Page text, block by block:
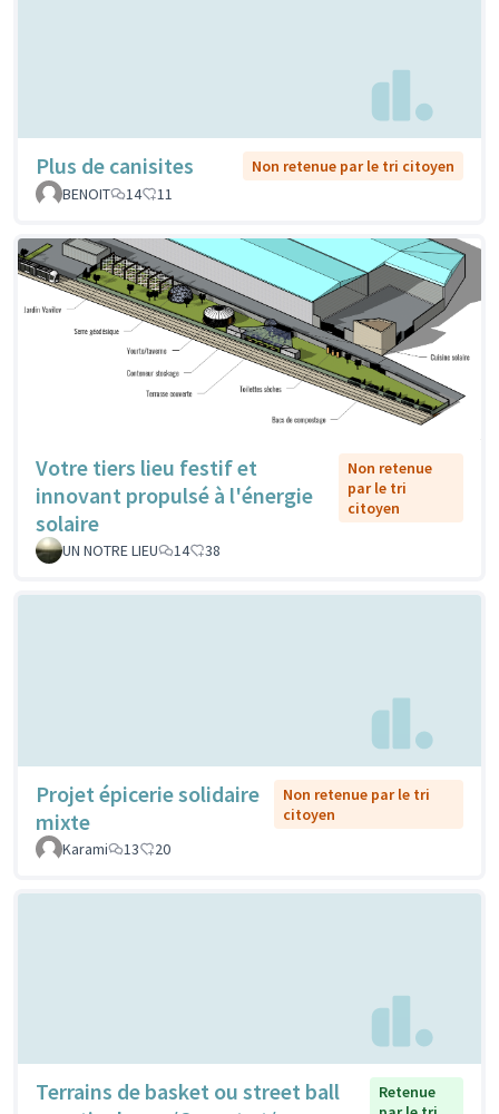
Plus de canisites
Non retenue par le tri citoyen
BENOIT
14 11
Votre tiers lieu festif et
innovant propulsé à l'énergie
solaire
Non retenue
par le tri
citoyen
UN NOTRE LIEU 14 38
Projet épicerie solidaire
mixte
Non retenue par le tri
citoyen
Karami
13 20
Terrains de basket ou street ball
Retenue